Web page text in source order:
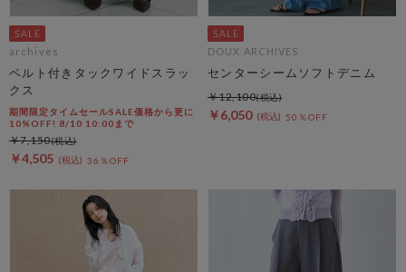
archives
ベルト付きタックワイドスラッ
クス
期間限定タイムセールSALE価格から更に
10%OFF! 8/10 10:00まで
￥4,505 36％OFF
￥7,150
DOUX ARCHIVES
センターシームソフトデニム
￥6,050 50％OFF
￥12,100